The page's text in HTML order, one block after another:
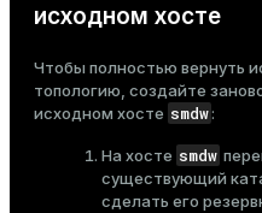
исходном хосте
Чтобы полностью вернуть
топологию, создайте
исходном хосте smdw:
На хосте smdw
существующий
сделать его